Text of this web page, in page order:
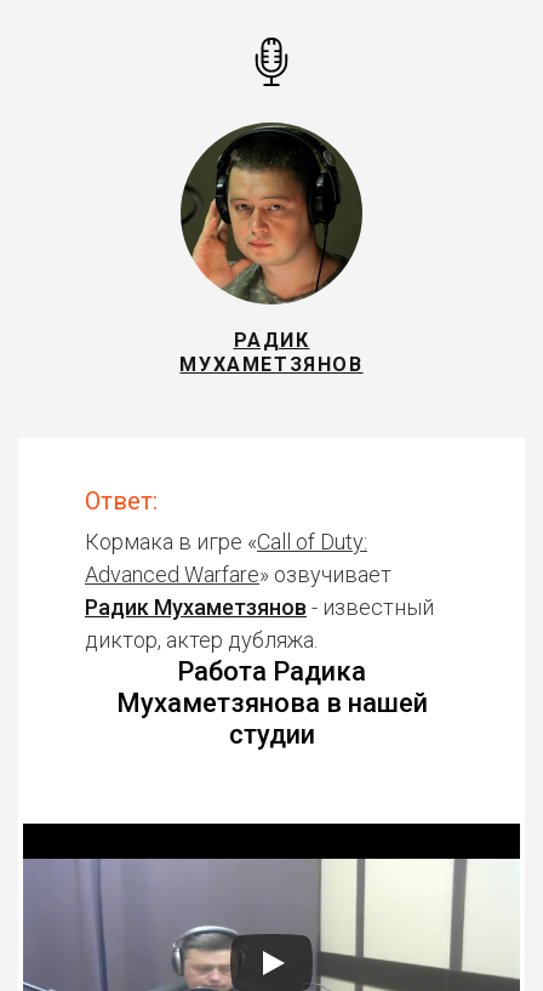
РАДИК
МУХАМЕТЗЯНОВ
Ответ:
Кормака в игре «Call of Duty:
Advanced Warfare» озвучивает
Радик Мухаметзянов - известный
диктор, актер дубляжа.
Работа Радика
Мухаметзянова в нашей
студии